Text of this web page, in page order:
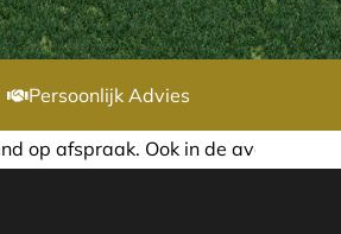
Persoonlijk Advies
of in het weekend nemen wij